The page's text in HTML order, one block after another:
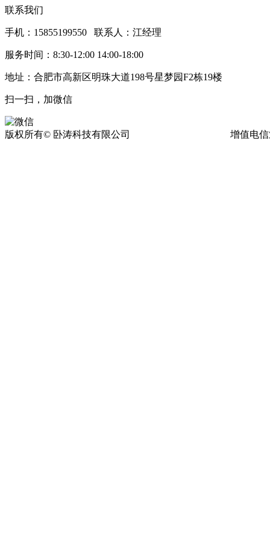
联系我们
手机：15855199550 联系人：江经理
服务时间：8:30-12:00 14:00-18:00
地址：合肥市高新区明珠大道198号星梦园F2栋19楼
扫一扫，加微信
版权所有© 卧涛科技有限公司 增值电